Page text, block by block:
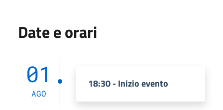
Date e orari
01
AGO
18:30 - Inizio evento